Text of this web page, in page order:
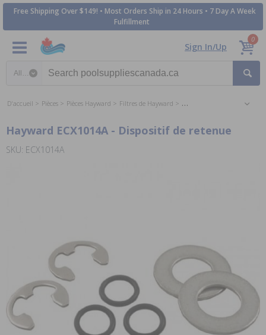
Free Shipping Over $149! • Most Orders Ship in 24 Hours • 7 Day A Week
Fulfillment
Sign In/Up
0
D'accueil Pièces Pièces Hayward Filtres de Hayward Les Pièces pour les Filtres
Hayward ECX1014A - Dispositif de retenue
SKU: ECX1014A